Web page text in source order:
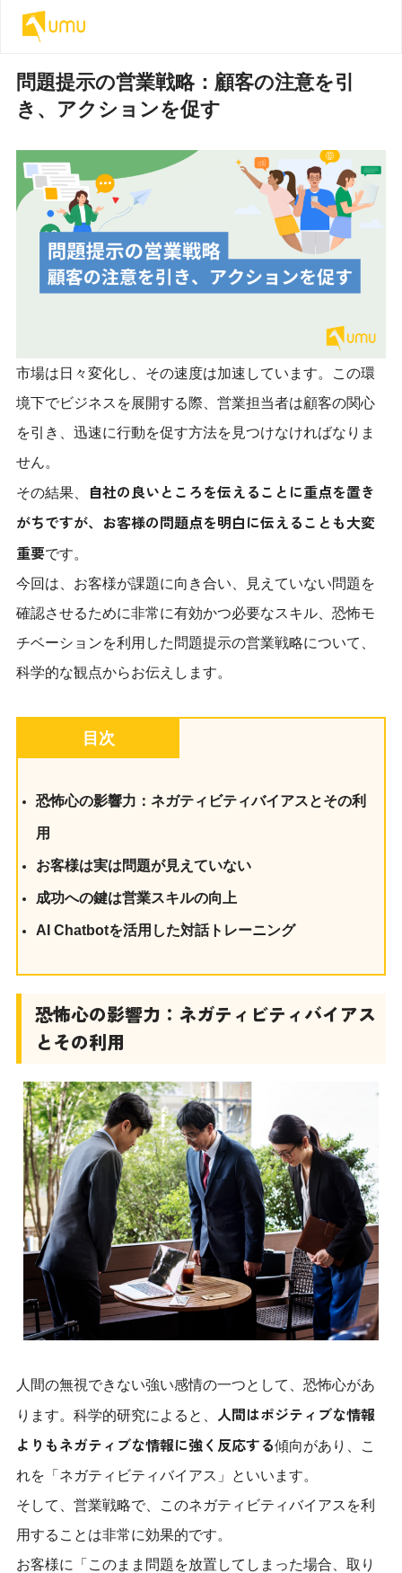
問題提示の営業戦略：顧客の注意を引
き、アクションを促す
市場は日々変化し、その速度は加速しています。この環
境下でビジネスを展開する際、営業担当者は顧客の関心
を引き、迅速に行動を促す方法を見つけなければなりま
せん。
その結果、
自社の良いところを伝えることに重点を置き
がちですが、お客様の問題点を明白に伝えることも大変
重要です。
今回は、お客様が課題に向き合い、見えていない問題を
確認させるために非常に有効かつ必要なスキル、恐怖モ
チベーションを利用した問題提示の営業戦略について、
科学的な観点からお伝えします。
目次
恐怖心の影響力：ネガティビティバイアスとその利
用
お客様は実は問題が見えていない
成功への鍵は営業スキルの向上
AI Chatbotを活用した対話トレーニング
恐怖心の影響力：ネガティビティバイアス
とその利用
人間の無視できない強い感情の一つとして、恐怖心があ
ります。科学的研究によると、 人間はポジティブな情報
よりもネガティブな情報に強く反応する傾向があり、こ
れを「ネガティビティバイアス」といいます。
そして、営業戦略で、このネガティビティバイアスを利
用することは非常に効果的です。
お客様に「このまま問題を放置してしまった場合、取り